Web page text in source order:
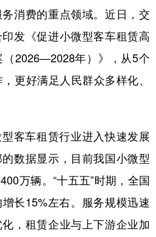
信息化 数字经济
银龄 溯源中国
能源 会展
时尚 悦读
河北 山西
消费的重点领域。近日，交
发《促进小微型客车租赁高
2026—2028年）》，从5个
更好满足人民群众多样化、
车租赁行业进入快速发展
数据显示，目前我国小微型
万辆。“十五五”时期，全国
长15%左右。服务规模迅速
，租赁企业与上下游企业加